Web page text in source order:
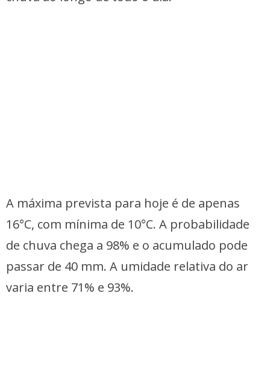
A máxima prevista para hoje é de apenas
16°C, com mínima de 10°C. A probabilidade
de chuva chega a 98% e o acumulado pode
passar de 40 mm. A umidade relativa do ar
varia entre 71% e 93%.